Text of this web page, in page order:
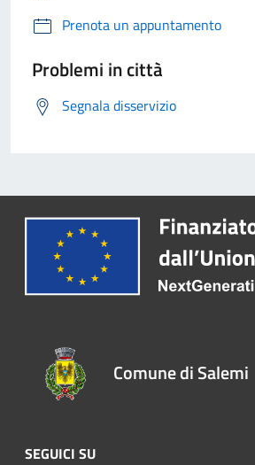
Prenota un appuntamento
Problemi in città
Segnala disservizio
Comune di Salemi
SEGUICI SU